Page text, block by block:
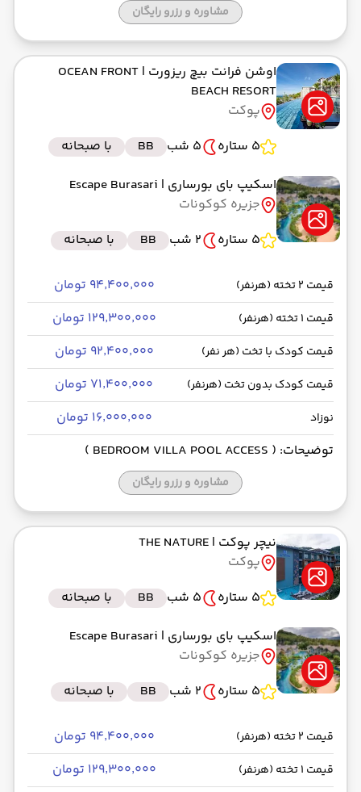
مشاوره و رزرو رایگان
اوشن فرانت بیچ ریزورت | OCEAN FRONT
BEACH RESORT
پوکت
5 ستاره
5 شب BB
با صبحانه
اسکیپ بای بورساری | Escape Burasari
جزیره کوکونات
5 ستاره
2 شب BB با صبحانه
قیمت 2 تخته (هرنفر) ۹۴٬۴۰۰٬۰۰۰ تومان
قیمت 1 تخته (هرنفر) ۱۲۹٬۳۰۰٬۰۰۰ تومان
قیمت کودک با تخت (هر نفر) ۹۲٬۴۰۰٬۰۰۰ تومان
قیمت کودک بدون تخت (هرنفر) ۷۱٬۴۰۰٬۰۰۰ تومان
نوزاد
۱۶٬۰۰۰٬۰۰۰ تومان
توضیحات: ( BEDROOM VILLA POOL ACCESS )
مشاوره و رزرو رایگان
نیچر پوکت | THE NATURE
پوکت
5 ستاره
5 شب BB
با صبحانه
اسکیپ بای بورساری | Escape Burasari
جزیره کوکونات
5 ستاره
2 شب BB با صبحانه
قیمت 2 تخته (هرنفر) ۹۴٬۴۰۰٬۰۰۰ تومان
قیمت 1 تخته (هرنفر) ۱۲۹٬۳۰۰٬۰۰۰ تومان